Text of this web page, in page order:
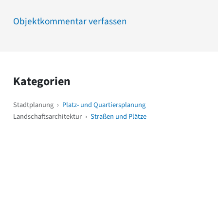
Objektkommentar verfassen
Kategorien
Stadtplanung › Platz- und Quartiersplanung
Landschaftsarchitektur › Straßen und Plätze